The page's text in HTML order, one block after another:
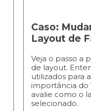
Caso:
Layout de
Veja o passo a
de layout.
utilizados para
importância do
avalie como o
selecionado.